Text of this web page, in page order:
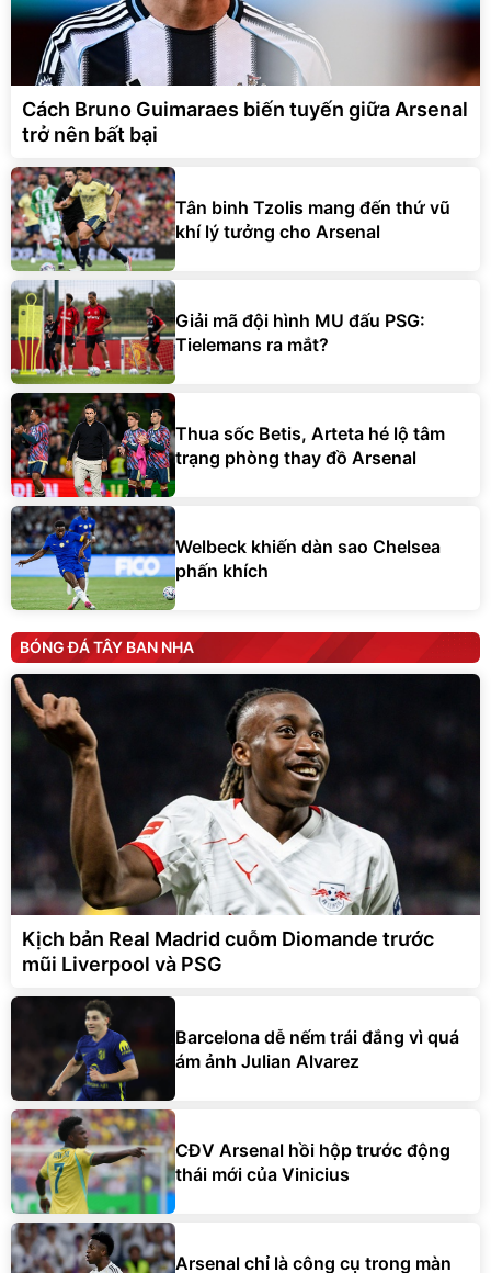
Cách Bruno Guimaraes biến tuyến giữa Arsenal
trở nên bất bại
Tân binh Tzolis mang đến thứ vũ
khí lý tưởng cho Arsenal
Giải mã đội hình MU đấu PSG:
Tielemans ra mắt?
Thua sốc Betis, Arteta hé lộ tâm
trạng phòng thay đồ Arsenal
Welbeck khiến dàn sao Chelsea
phấn khích
BÓNG ĐÁ TÂY BAN NHA
Kịch bản Real Madrid cuỗm Diomande trước
mũi Liverpool và PSG
Barcelona dễ nếm trái đắng vì quá
ám ảnh Julian Alvarez
CĐV Arsenal hồi hộp trước động
thái mới của Vinicius
Arsenal chỉ là công cụ trong màn